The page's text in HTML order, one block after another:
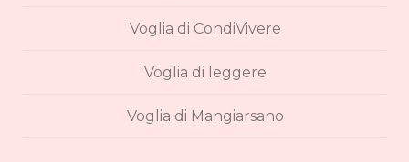
Voglia di CondiVivere
Voglia di leggere
Voglia di Mangiarsano